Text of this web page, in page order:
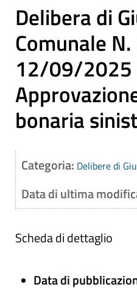
Delibera di
Comunale
12/09/2025
bonaria
Categoria: Delibere di
Data di ultima
Scheda di dettaglio
Data di